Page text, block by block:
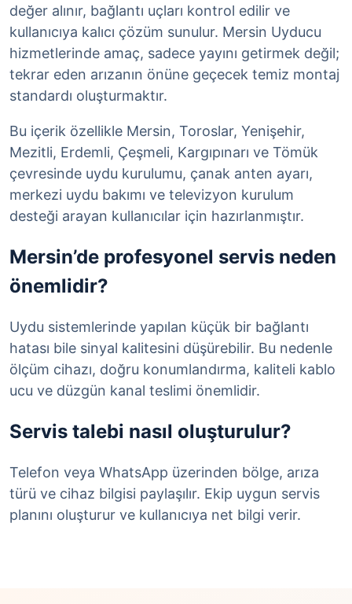
değer alınır, bağlantı uçları kontrol edilir ve
kullanıcıya kalıcı çözüm sunulur. Mersin Uyducu
hizmetlerinde amaç, sadece yayını getirmek değil;
tekrar eden arızanın önüne geçecek temiz montaj
standardı oluşturmaktır.
Bu içerik özellikle Mersin, Toroslar, Yenişehir,
Mezitli, Erdemli, Çeşmeli, Kargıpınarı ve Tömük
çevresinde uydu kurulumu, çanak anten ayarı,
merkezi uydu bakımı ve televizyon kurulum
desteği arayan kullanıcılar için hazırlanmıştır.
Mersin’de profesyonel servis neden
önemlidir?
Uydu sistemlerinde yapılan küçük bir bağlantı
hatası bile sinyal kalitesini düşürebilir. Bu nedenle
ölçüm cihazı, doğru konumlandırma, kaliteli kablo
ucu ve düzgün kanal teslimi önemlidir.
Servis talebi nasıl oluşturulur?
Telefon veya WhatsApp üzerinden bölge, arıza
türü ve cihaz bilgisi paylaşılır. Ekip uygun servis
planını oluşturur ve kullanıcıya net bilgi verir.